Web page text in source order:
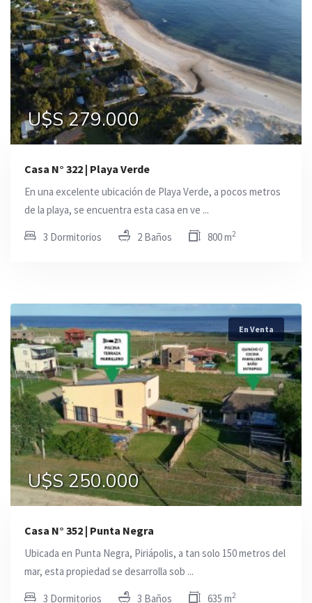
U$S 279.000
Casa N° 322 | Playa Verde
En una excelente ubicación de Playa Verde, a pocos metros
de la playa, se encuentra esta casa en ve ...
3 Dormitorios 2 Baños 800 m2
En Venta
U$S 250.000
Casa N° 352 | Punta Negra
Ubicada en Punta Negra, Piriápolis, a tan solo 150 metros del
mar, esta propiedad se desarrolla sob ...
3 Dormitorios 3 Baños 635 m2